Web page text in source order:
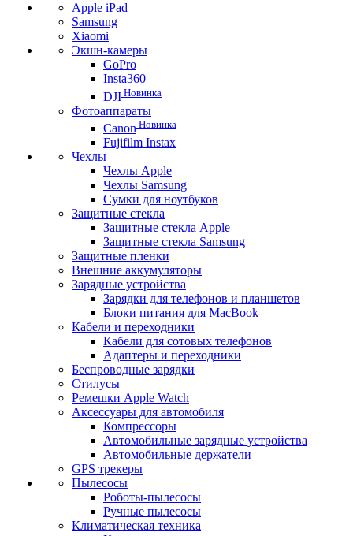
Apple iPad
Samsung
Xiaomi
Экшн-камеры
GoPro
Insta360
DJI Новинка
Фотоаппараты
Canon Новинка
Fujifilm Instax
Чехлы
Чехлы Apple
Чехлы Samsung
Сумки для ноутбуков
Защитные стекла
Защитные стекла Apple
Защитные стекла Samsung
Защитные пленки
Внешние аккумуляторы
Зарядные устройства
Зарядки для телефонов и планшетов
Блоки питания для MacBook
Кабели и переходники
Кабели для сотовых телефонов
Адаптеры и переходники
Беспроводные зарядки
Стилусы
Ремешки Apple Watch
Аксессуары для автомобиля
Компрессоры
Автомобильные зарядные устройства
Автомобильные держатели
GPS трекеры
Пылесосы
Роботы-пылесосы
Ручные пылесосы
Климатическая техника